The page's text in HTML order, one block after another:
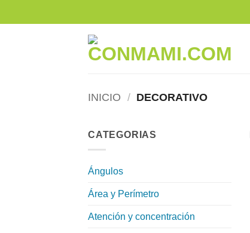
to
INICIO / DECORATIVO
CATEGORIAS
Ángulos
Área y Perímetro
Atención y concentración